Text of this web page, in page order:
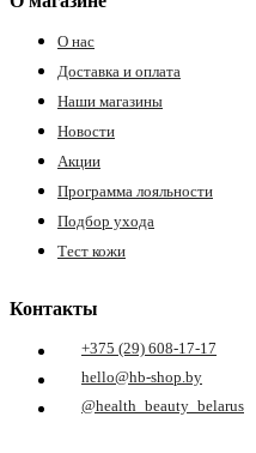
О нас
Доставка и оплата
Наши магазины
Новости
Акции
Программа лояльности
Подбор ухода
Тест кожи
Контакты
+375 (29) 608-17-17
hello@hb-shop.by
@health_beauty_belarus